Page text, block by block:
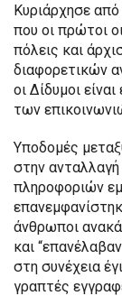
Κυριάρχησε
που οι πρώτοι
πόλεις και
διαφορετικών
οι Δίδυμοι
των
Υποδομές
στην
πληροφοριών
άνθρωποι
και
στη συνέχεια
γραπτές